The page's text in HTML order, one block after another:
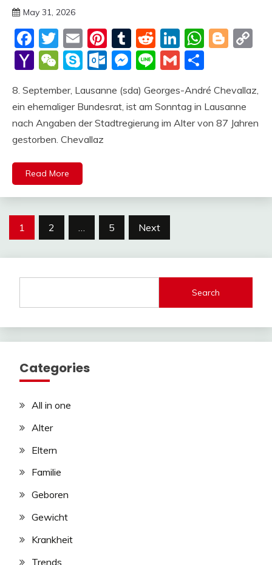
May 31, 2026
Facebook
Twitter
EmailPinterest
Tumblr
Reddit
LinkedIn
Yahoo
WeChat
SkypeOutlook.com
Messenger
LineGmail
8. September, Lausanne (sda) Georges-André Chevallaz,
ein ehemaliger Bundesrat, ist am Sonntag in Lausanne
nach Angaben der Stadtregierung im Alter von 87 Jahren
gestorben. Chevallaz
Read More
Posts
1 2 … 5 Next
Search
Categories
All in one
Alter
Eltern
Familie
Geboren
Gewicht
Krankheit
Trends